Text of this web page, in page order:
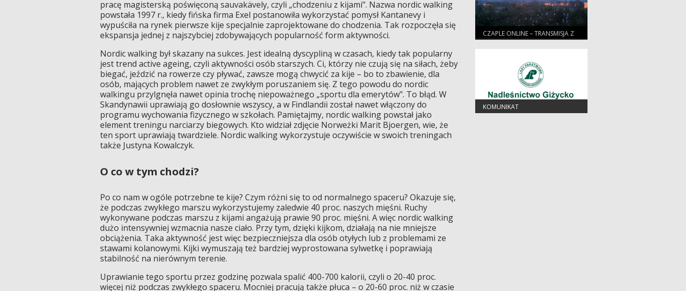
pracę magisterską poświęconą sauvakävely, czyli „chodzeniu z kijami". Nazwa nordic walking
powstała 1997 r., kiedy fińska firma Exel postanowiła wykorzystać pomysł Kantanevy i
wypuściła na rynek pierwsze kije specjalnie zaprojektowane do chodzenia. Tak rozpoczęła się
ekspansja jednej z najszybciej zdobywających popularność form aktywności.
Nordic walking był skazany na sukces. Jest idealną dyscypliną w czasach, kiedy tak popularny
jest trend active ageing, czyli aktywności osób starszych. Ci, którzy nie czują się na siłach, żeby
biegać, jeździć na rowerze czy pływać, zawsze mogą chwycić za kije – bo to zbawienie, dla
osób, mających problem nawet ze zwykłym poruszaniem się. Z tego powodu do nordic
walkingu przylgnęła nawet opinia trochę niepoważnego „sportu dla emerytów". To błąd. W
Skandynawii uprawiają go dosłownie wszyscy, a w Findlandii został nawet włączony do
programu wychowania fizycznego w szkołach. Pamiętajmy, nordic walking powstał jako
element treningu narciarzy biegowych. Kto widział zdjęcie Norweżki Marit Bjoergen, wie, że
ten sport uprawiają twardziele. Nordic walking wykorzystuje oczywiście w swoich treningach
także Justyna Kowalczyk.
O co w tym chodzi?
Po co nam w ogóle potrzebne te kije? Czym różni się to od normalnego spaceru? Okazuje się,
że podczas zwykłego marszu wykorzystujemy zaledwie 40 proc. naszych mięśni. Ruchy
wykonywane podczas marszu z kijami angażują prawie 90 proc. mięśni. A więc nordic walking
dużo intensywniej wzmacnia nasze ciało. Przy tym, dzięki kijkom, działają na nie mniejsze
obciążenia. Taka aktywność jest więc bezpieczniejsza dla osób otyłych lub z problemami ze
stawami kolanowymi. Kijki wymuszają też bardziej wyprostowana sylwetkę i poprawiają
stabilność na nierównym terenie.
Uprawianie tego sportu przez godzinę pozwala spalić 400-700 kalorii, czyli o 20-40 proc.
więcej niż podczas zwykłego spaceru. Mocniej pracują także płuca – o 20-60 proc. niż w czasie
CZAPLE ONLINE – TRANSMISJA Z
KOLONII CZAPLI SIWEJ I BIAŁEJ
KOMUNIKAT